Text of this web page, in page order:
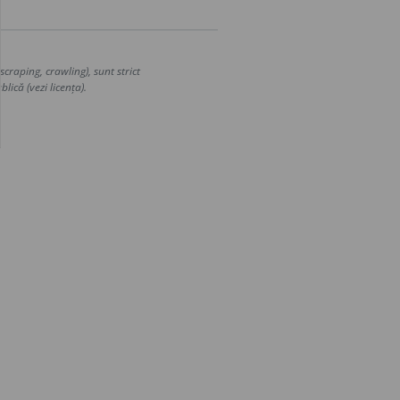
crawling), sunt strict
(vezi licența).